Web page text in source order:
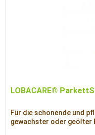
LOBACARE®
Für die schonende und
gewachster oder geölter